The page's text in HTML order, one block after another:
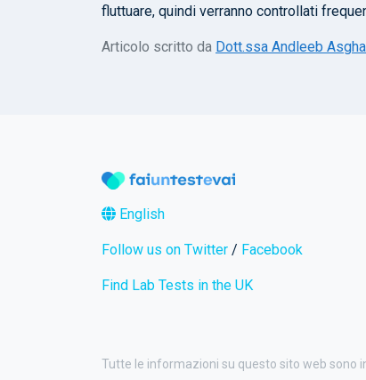
fluttuare, quindi verranno controllati
Articolo scritto da Dott.ssa Andleeb
English
Follow us on Twitter / Facebook
Find Lab Tests in the UK
Tutte le informazioni su questo sito web sono